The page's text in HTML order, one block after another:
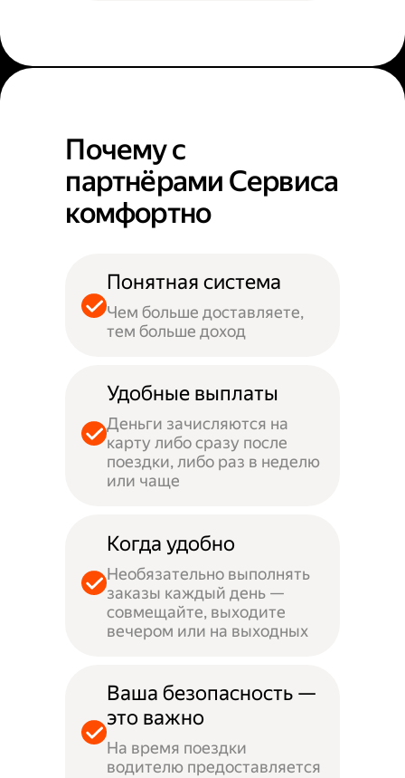
Почему с
партнёрами Сервиса
комфортно
Понятная система
Чем больше доставляете,
тем больше доход
Удобные выплаты
Деньги зачисляются на
карту либо сразу после
поездки, либо раз в неделю
или чаще
Когда удобно
Необязательно выполнять
заказы каждый день —
совмещайте, выходите
вечером или на выходных
Ваша безопасность —
это важно
На время поездки
водителю предоставляется